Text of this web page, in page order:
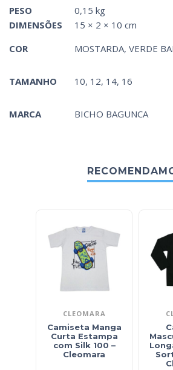
PESO
0,15 kg
DIMENSÕES
15 × 2 × 10 cm
COR
MOSTARDA, VERDE
TAMANHO 10, 12, 14, 16
MARCA BICHO BAGUNCA
CLEOMARA
Camiseta Manga
Curta Estampa
com Silk 100 –
Cleomara